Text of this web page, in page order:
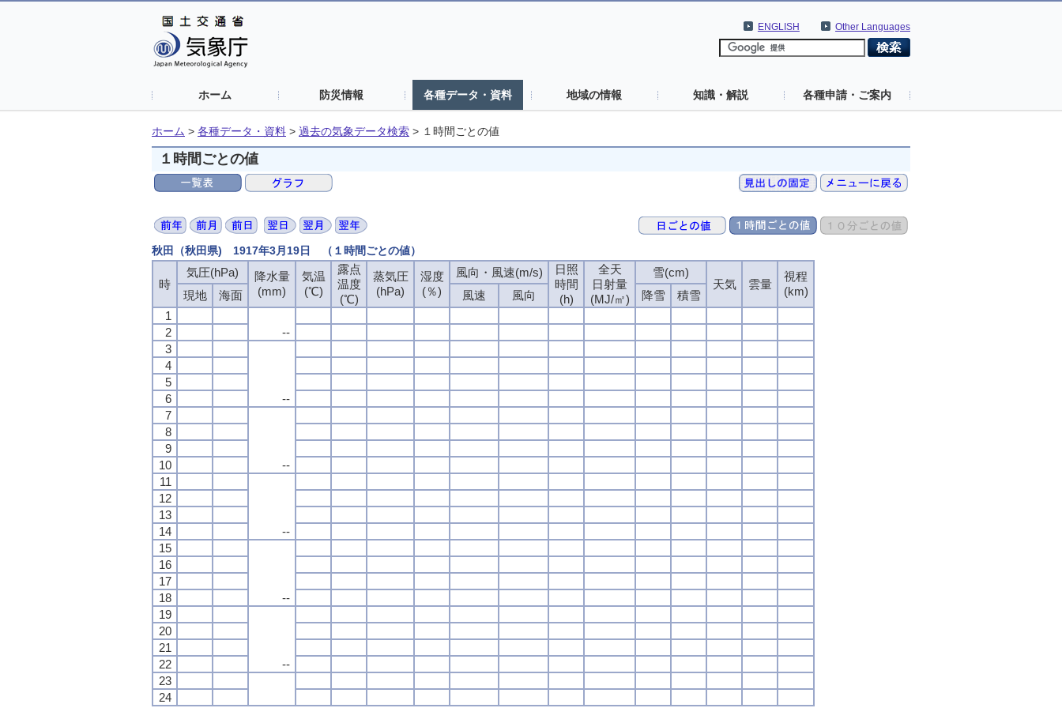
Other Languages
ENGLISH
ホーム 防災情報 各種データ・資料 地域の情報 知識・解説 各種申請・ご案内
ホーム > 各種データ・資料 > 過去の気象データ検索 > １時間ごとの値
１時間ごとの値
秋田（秋田県) 1917年3月19日 （１時間ごとの値）
時
気圧(hPa)
降水量
(mm)
気温
(℃)
露点
温度
(℃)
蒸気圧
(hPa)
湿度
(％)
風向・風速(m/s)
日照
時間
(h)
全天
日射量
(MJ/㎡)
雪(cm)
天気
雲量
視程
(km)
現地 海面 風速 風向 降雪
積雪
1
--
2
3
--
4
5
6
7
--
8
9
10
11
--
12
13
14
15
--
16
17
18
19
--
20
21
22
23
24